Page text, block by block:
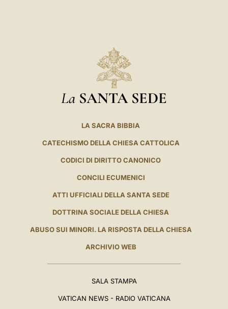
La SANTA SEDE
LA SACRA BIBBIA
CATECHISMO DELLA CHIESA CATTOLICA
CODICI DI DIRITTO CANONICO
CONCILI ECUMENICI
ATTI UFFICIALI DELLA SANTA SEDE
DOTTRINA SOCIALE DELLA CHIESA
ABUSO SUI MINORI. LA RISPOSTA DELLA CHIESA
ARCHIVIO WEB
SALA STAMPA
VATICAN NEWS - RADIO VATICANA